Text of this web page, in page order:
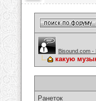
Bisound.com
какую
Ранеток